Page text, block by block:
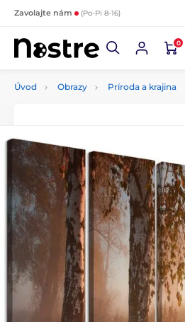
Zavolajte nám (Po-Pi 8-16)
0
Úvod Obrazy Príroda a krajina